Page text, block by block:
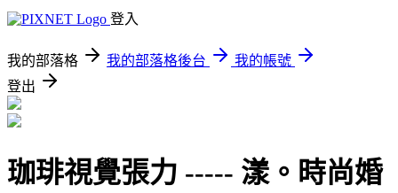
登入
我的部落格 我的部落格後台
我的帳號
登出
珈琲視覺張力 ----- 漾。時尚婚